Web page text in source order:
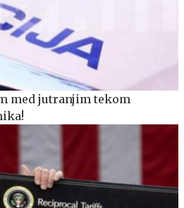
med jutranjim tekom